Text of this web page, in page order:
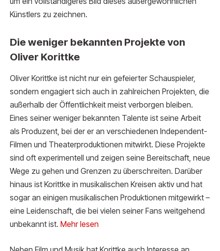
Künstlers zu zeichnen.
Die weniger bekannten Projekte von
Oliver Korittke
Oliver Korittke ist nicht nur ein gefeierter Schauspieler,
sondern engagiert sich auch in zahlreichen Projekten, die
außerhalb der Öffentlichkeit meist verborgen bleiben.
Eines seiner weniger bekannten Talente ist seine Arbeit
als Produzent, bei der er an verschiedenen Independent-
Filmen und Theaterproduktionen mitwirkt. Diese Projekte
sind oft experimentell und zeigen seine Bereitschaft, neue
Wege zu gehen und Grenzen zu überschreiten. Darüber
hinaus ist Korittke in musikalischen Kreisen aktiv und hat
sogar an einigen musikalischen Produktionen mitgewirkt –
eine Leidenschaft, die bei vielen seiner Fans weitgehend
unbekannt ist. Mehr lesen